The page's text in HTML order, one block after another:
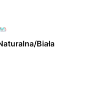
Biała